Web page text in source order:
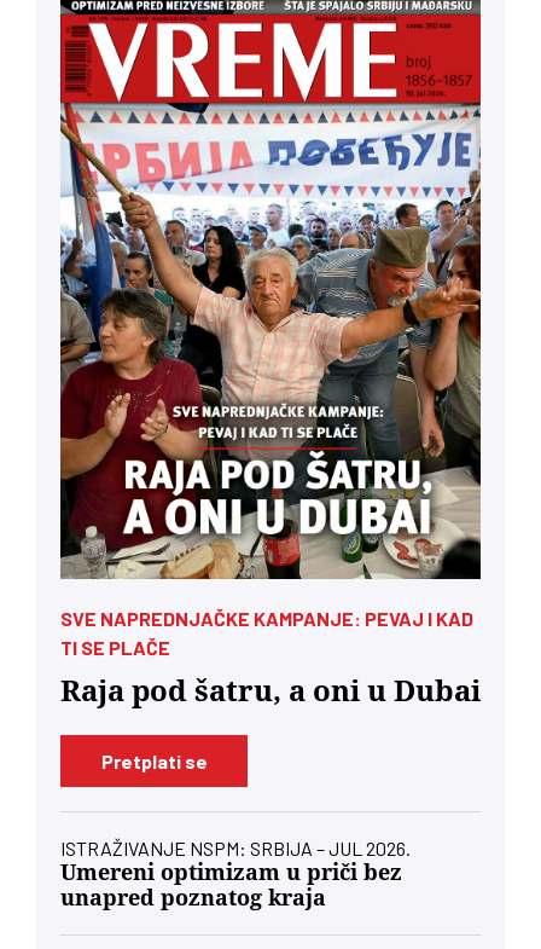
SVE NAPREDNJAČKE KAMPANJE: PEVAJ I KAD
TI SE PLAČE
Raja pod šatru, a oni u Dubai
Pretplati se
ISTRAŽIVANJE NSPM: SRBIJA – JUL 2026.
Umereni optimizam u priči bez
unapred poznatog kraja